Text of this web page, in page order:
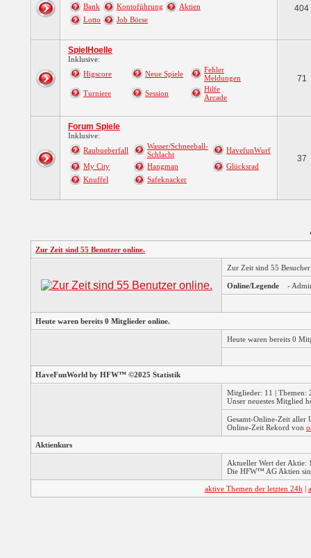
Bank Kontoführung
Aktien
Lotto
Job Börse
404
SpielHoelle
Inklusive:
Higscore
Neue Spiele
Fehler
Meldungen
Turniere
Session
Hilfe
Arcade
71
Forum Spiele
Inklusive:
Raubueberfall
Wasser/Schneeball-
Schlacht
HavefunWurf
My City
Hangman
Glücksrad
Knuffel
Safeknacker
37
Zur Zeit sind 55 Benutzer online.
Zur Zeit sind 55
Online/Legende -
Heute waren bereits 0 Mitglieder online.
Heute waren bereits 0
HaveFunWorld by HFW™ ©2025 Statistik
Mitglieder: 11 | Themen:
Unser neuestes Mitglied
Gesamt-Online-Zeit aller
Online-Zeit Rekord von
Aktienkurs
Aktueller Wert der Aktie:
Die HFW™ AG Aktien
aktive Themen der letzten 24h |